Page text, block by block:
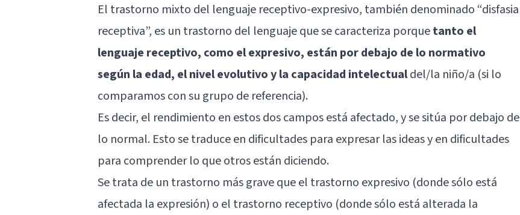
El trastorno mixto del lenguaje receptivo-expresivo, también denominado “disfasia
receptiva”, es un trastorno del lenguaje que se caracteriza porquetanto el
lenguaje receptivo, como el expresivo, están por debajo de lo normativo
según la edad, el nivel evolutivo y la capacidad intelectualdel/la niño/a (si lo
comparamos con su grupo de referencia).
Es decir, el rendimiento en estos dos campos está afectado, y se sitúa por debajo de
lo normal. Esto se traduce en dificultades para expresar las ideas y en dificultades
para comprender lo que otros están diciendo.
Se trata de un trastorno más grave que el trastorno expresivo (donde sólo está
afectada la expresión) o el trastorno receptivo (donde sólo está alterada la